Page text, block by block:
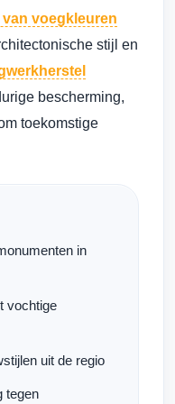
van voegkleuren
stijl en
bescherming,
toekomstige
in
vochtige
uit de regio
tegen